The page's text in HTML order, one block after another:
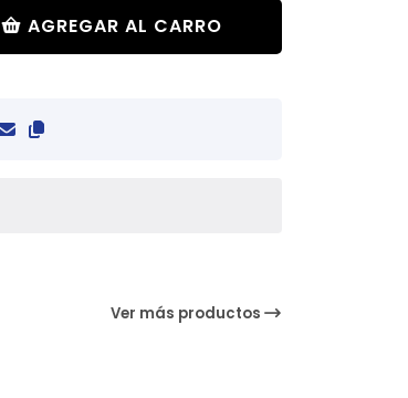
AGREGAR AL CARRO
Ver más productos